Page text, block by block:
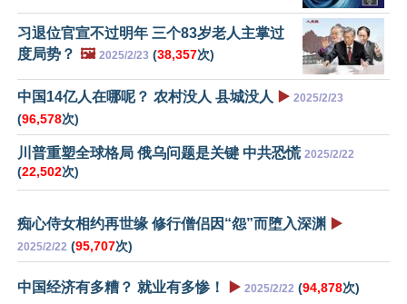
习退位官宣不过明年 三个83岁老人主掌过
度局势？ 🖼️ 2025/2/23 (38,357次)
中国14亿人在哪呢？ 农村没人 县城没人 ▶️ 2025/2/23
(96,578次)
川普重塑全球格局 俄乌问题是关键 中共恐慌 2025/2/22
(22,502次)
痴心侍女相约再世缘 修行僧侣因“怨”而堕入深渊 ▶️
2025/2/22 (95,707次)
中国经济有多糟？ 就业有多惨！ ▶️ 2025/2/22 (94,878次)